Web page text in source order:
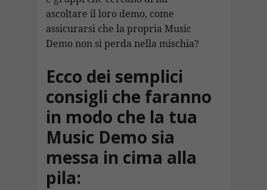
ascoltare il loro demo, come
assicurarsi che la propria Music
Demo non si perda nella mischia?
Ecco dei semplici
consigli che faranno
in modo che la tua
Music Demo sia
messa in cima alla
pila: